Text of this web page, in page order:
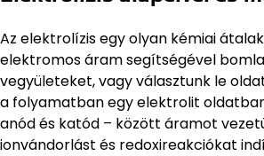
Az elektrolízis egy olyan kémiai
elektromos áram segítségével
vegyületeket, vagy választunk le
a folyamatban egy elektrolit
anód és katód – között áramot
ionvándorlást és redoxireakciókat